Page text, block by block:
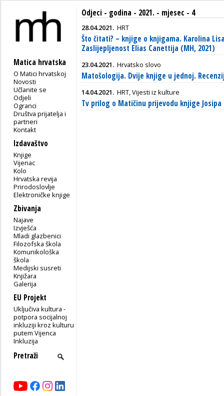
Matica hrvatska
O Matici hrvatskoj
Novosti
Učlanite se
Odjeli
Ogranci
Društva prijatelja i
partneri
Kontakt
Izdavaštvo
Knjige
Vijenac
Kolo
Hrvatska revija
Prirodoslovlje
Elektroničke knjige
Zbivanja
Najave
Izvješća
Mladi glazbenici
Filozofska škola
Komunikološka
škola
Medijski susreti
Knjižara
Galerija
EU Projekt
Uključiva kultura -
potpora socijalnoj
inkluziji kroz kulturu
putem Vijenca
Inkluzija
Odjeci - godina - 2021. - mjesec - 4
28.04.2021. HRT
Što čitati? – knjige o knjigama. Karolina
Zaslijepljenost Elias Canettija (MH, 2021)
23.04.2021. Hrvatsko slovo
Matošologija. Dvije knjige u jednoj.
14.04.2021. HRT, Vijesti iz kulture
Tv prilog o Matičinu prijevodu knjige Josipa